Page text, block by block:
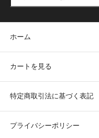
ホーム
カートを見る
特定商取引法に基づく表記
プライバシーポリシー